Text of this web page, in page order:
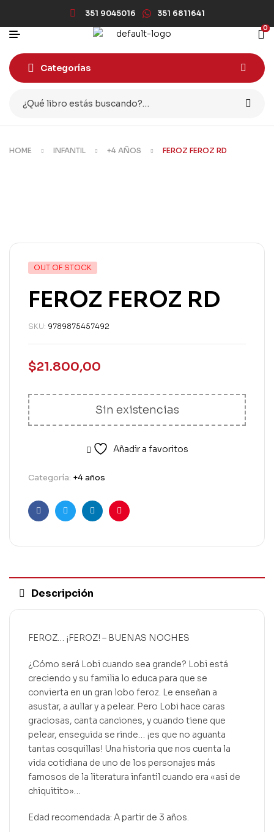
351 9045016 351 6811641
0
Categorías
HOME INFANTIL +4 AÑOS FEROZ FEROZ RD
OUT OF STOCK
FEROZ FEROZ RD
SKU: 9789875457492
$21.800,00
Sin existencias
Añadir a favoritos
Categoría: +4 años
FacebookTwitterLinkedinPinterest
Descripción
FEROZ… ¡FEROZ! – BUENAS NOCHES
¿Cómo será Lobi cuando sea grande? Lobi está
creciendo y su familia lo educa para que se
convierta en un gran lobo feroz. Le enseñan a
asustar, a aullar y a pelear. Pero Lobi hace caras
graciosas, canta canciones, y cuando tiene que
pelear, enseguida se rinde… ¡es que no aguanta
tantas cosquillas! Una historia que nos cuenta la
vida cotidiana de uno de los personajes más
famosos de la literatura infantil cuando era «asi de
chiquitito»…
Edad recomendada: A partir de 3 años.